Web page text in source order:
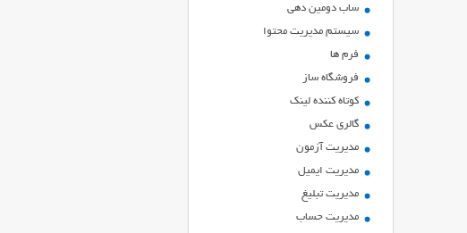
ساب دومین دهی
سیستم مدیریت محتوا
فرم ها
فروشگاه ساز
کوتاه کننده لینک
گالری عکس
مدیریت آزمون
مدیریت ایمیل
مدیریت تبلیغ
مدیریت حساب